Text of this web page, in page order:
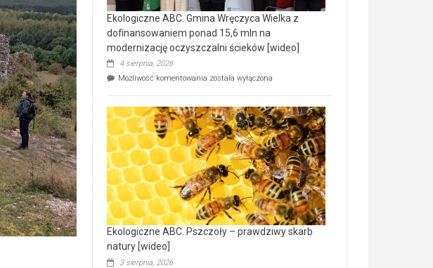
Ekologiczne ABC. Gmina Wręczyca Wielka z
dofinansowaniem ponad 15,6 mln na
modernizację oczyszczalni ścieków [wideo]
4 sierpnia, 2026
Możliwość komentowania Ekologiczne
Wręczyca
Wielka
z
dofinansowaniem
ponad
15,6
mln
na
modernizację
oczyszczalni
ścieków
[wideo]
została wyłączona
Ekologiczne ABC. Pszczoły – prawdziwy skarb
natury [wideo]
3 sierpnia, 2026